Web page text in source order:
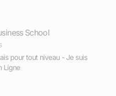
School
pour tout niveau - Je suis
Ligne